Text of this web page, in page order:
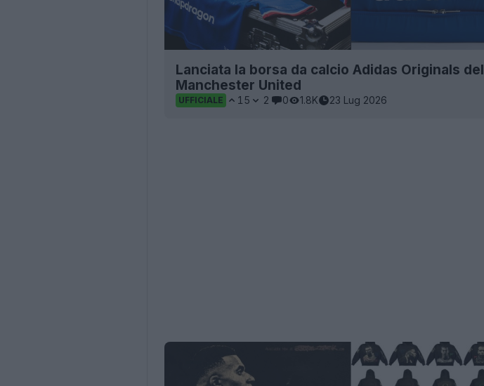
Lanciata la borsa da calcio Adidas Originals del
Manchester United
UFFICIALE 15 2 0 1.8K 23 Lug 2026